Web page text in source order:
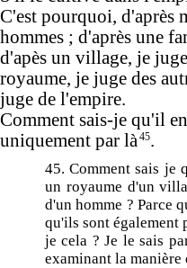
C'est pourquoi, d'après
hommes ; d'après une
d'apès un village, je
royaume, je juge des
juge de l'empire.
Comment sais-je qu'il
uniquement par là 45.
45. Comment sais je
un royaume d'un
d'un homme ? Parce
qu'ils sont également
je cela ? Je le sais
examinant la